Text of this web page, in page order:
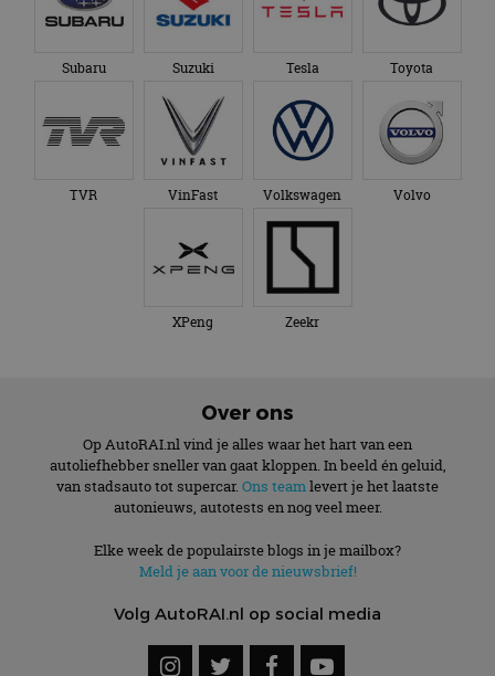
Subaru Suzuki Tesla Toyota
TVR VinFast Volkswagen Volvo
XPeng Zeekr
Over ons
Op AutoRAI.nl vind je alles waar het hart van een
autoliefhebber sneller van gaat kloppen. In beeld én geluid,
van stadsauto tot supercar. Ons teamlevert je het laatste
autonieuws, autotests en nog veel meer.
Elke week de populairste blogs in je mailbox?
Meld je aan voor de nieuwsbrief!
Volg AutoRAI.nl op social media